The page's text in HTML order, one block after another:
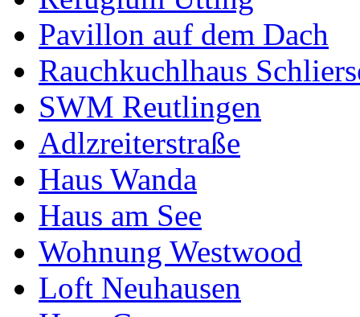
Pavillon auf dem Dach
Rauchkuchlhaus
SWM Reutlingen
Adlzreiterstraße
Haus Wanda
Haus am See
Wohnung Westwood
Loft Neuhausen